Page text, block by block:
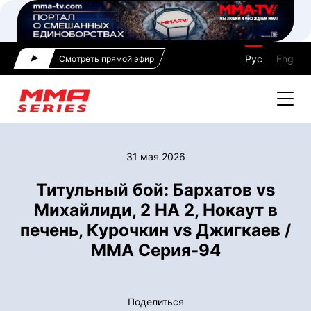
Смотреть прямой эфир Рус Eng
31 мая 2026
Титульный бой: Бархатов vs
Михайлиди, 2 НА 2, Нокаут в
печень, Курочкин vs Джигкаев /
ММА Серия-94
Поделиться